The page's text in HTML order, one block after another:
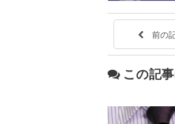
前の
この記